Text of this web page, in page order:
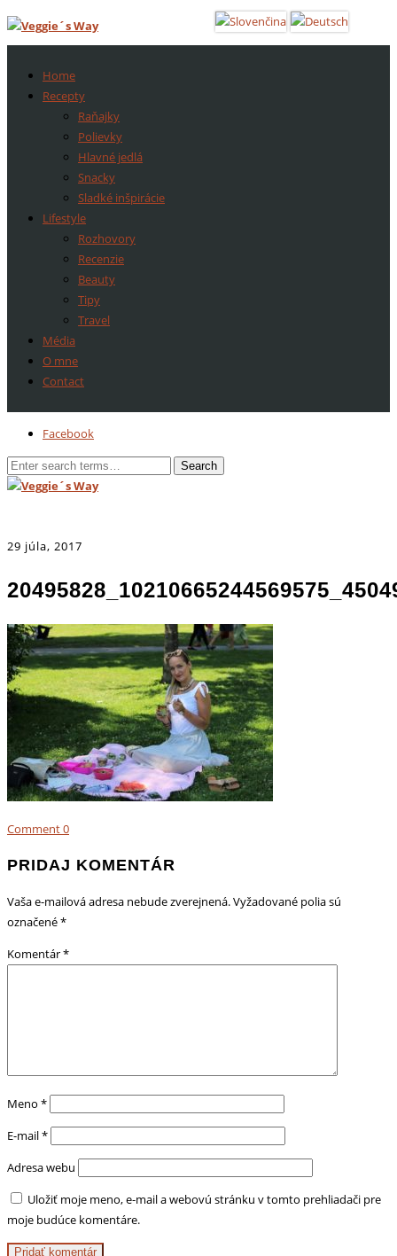
Home
Recepty
Raňajky
Polievky
Hlavné jedlá
Snacky
Sladké inšpirácie
Lifestyle
Rozhovory
Recenzie
Beauty
Tipy
Travel
Média
O mne
Contact
Facebook
29 júla, 2017
Comment0
PRIDAJ KOMENTÁR
Vaša e-mailová adresa nebude zverejnená.Vyžadované polia sú
označené*
Komentár*
Meno *
E-mail*
Adresa webu
Uložiť moje meno, e-mail a webovú stránku v tomto prehliadači pre
moje budúce komentáre.